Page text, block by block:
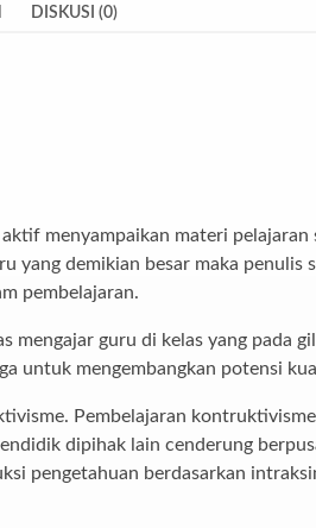
DISKUSI (0)
menyampaikan materi pelajaran
demikian besar maka penulis
pembelajaran.
mengajar guru di kelas yang pada
untuk mengembangkan potensi
Pembelajaran
dipihak lain cenderung
pengetahuan berdasarkan